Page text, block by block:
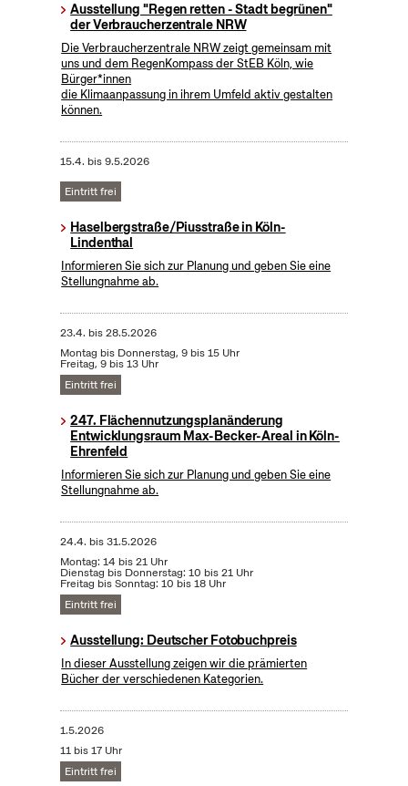
Ausstellung "Regen retten - Stadt begrünen"
der Verbraucherzentrale NRW
Die Verbraucherzentrale NRW zeigt gemeinsam mit
uns und dem RegenKompass der StEB Köln, wie
Bürger*innen
die Klimaanpassung in ihrem Umfeld aktiv gestalten
können.
15.4. bis9.5.2026
Eintritt frei
Haselbergstraße/Piusstraße in Köln-
Lindenthal
Informieren Sie sich zur Planung und geben Sie eine
Stellungnahme ab.
23.4. bis28.5.2026
Montag bis Donnerstag, 9 bis 15 Uhr
Freitag, 9 bis 13 Uhr
Eintritt frei
247. Flächennutzungsplanänderung
Entwicklungsraum Max-Becker-Areal in Köln-
Ehrenfeld
Informieren Sie sich zur Planung und geben Sie eine
Stellungnahme ab.
24.4. bis31.5.2026
Montag: 14 bis 21 Uhr
Dienstag bis Donnerstag: 10 bis 21 Uhr
Freitag bis Sonntag: 10 bis 18 Uhr
Eintritt frei
Ausstellung: Deutscher Fotobuchpreis
In dieser Ausstellung zeigen wir die prämierten
Bücher der verschiedenen Kategorien.
1.5.2026
11 bis 17 Uhr
Eintritt frei